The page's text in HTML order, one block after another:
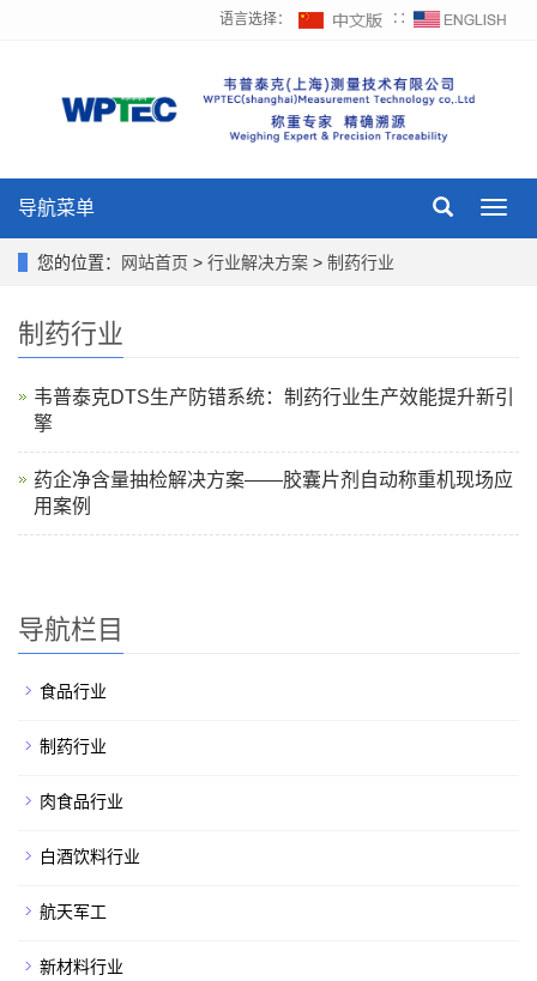
语言选择： ∷
导航菜单
您的位置： 网站首页 > 行业解决方案 > 制药行业
制药行业
韦普泰克DTS生产防错系统：制药行业生产效能提升新引
擎
药企净含量抽检解决方案——胶囊片剂自动称重机现场应
用案例
导航栏目
食品行业
制药行业
肉食品行业
白酒饮料行业
航天军工
新材料行业